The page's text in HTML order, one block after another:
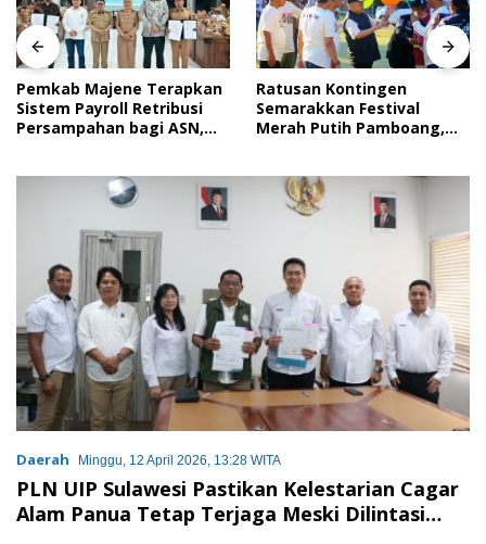
Pemkab Majene Terapkan
Sistem Payroll Retribusi
Persampahan bagi ASN,
Ratusan Kontingen
Semarakkan Festival
Merah Putih Pamboang,
Tanah Air
Daerah Minggu, 12 April 2026, 13:28 WITA
PLN UIP Sulawesi Pastikan Kelestarian Cagar
Alam Panua Tetap Terjaga Meski Dilintasi